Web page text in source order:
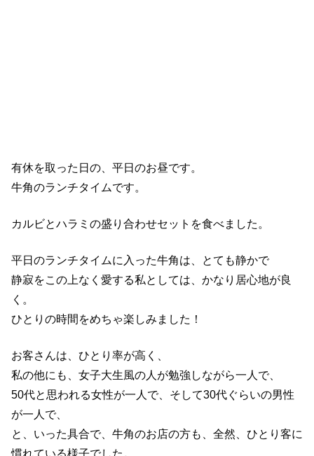
有休を取った日の、平日のお昼です。
牛角のランチタイムです。
カルビとハラミの盛り合わせセットを食べました。
平日のランチタイムに入った牛角は、とても静かで
静寂をこの上なく愛する私としては、かなり居心地が良
く。
ひとりの時間をめちゃ楽しみました！
お客さんは、ひとり率が高く、
私の他にも、女子大生風の人が勉強しながら一人で、
50代と思われる女性が一人で、そして30代ぐらいの男性
が一人で、
と、いった具合で、牛角のお店の方も、全然、ひとり客に